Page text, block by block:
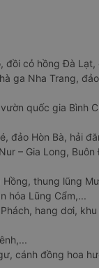
đồi cỏ hồng Đà
ga Nha Trang,
quốc gia Bình
đảo Hòn Bà, hải
– Gia Long, Buôn
thung lũng
hóa Lũng Cẩm,...
hang dơi,
cánh đồng hoa